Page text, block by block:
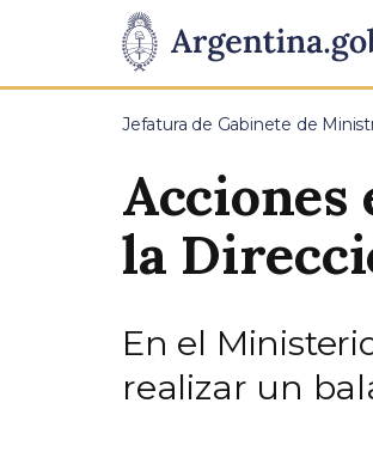
Presidencia
de
Pasar al contenido principal
Jefatura de Gabinete de
Acciones
la
En el
realizar un